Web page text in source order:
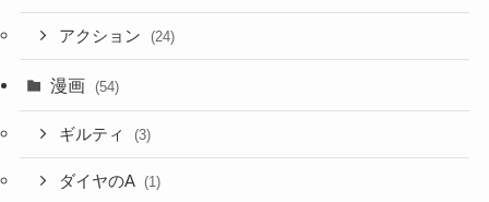
アクション (24)
漫画 (54)
ギルティ (3)
ダイヤのA (1)